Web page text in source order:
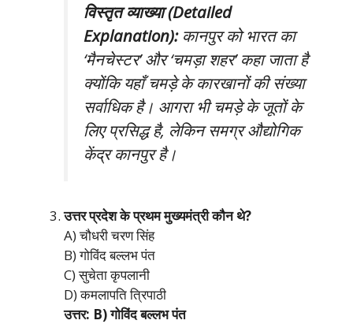
विस्तृत व्याख्या (Detailed
Explanation):कानपुर को भारत का
‘मैनचेस्टर’ और ‘चमड़ा शहर’ कहा जाता है
क्योंकि यहाँ चमड़े के कारखानों की संख्या
सर्वाधिक है। आगरा भी चमड़े के जूतों के
लिए प्रसिद्ध है, लेकिन समग्र औद्योगिक
केंद्र कानपुर है।
उत्तर प्रदेश के प्रथम मुख्यमंत्री कौन थे?
A) चौधरी चरण सिंह
B) गोविंद बल्लभ पंत
C) सुचेता कृपलानी
D) कमलापति त्रिपाठी
उत्तर: B) गोविंद बल्लभ पंत